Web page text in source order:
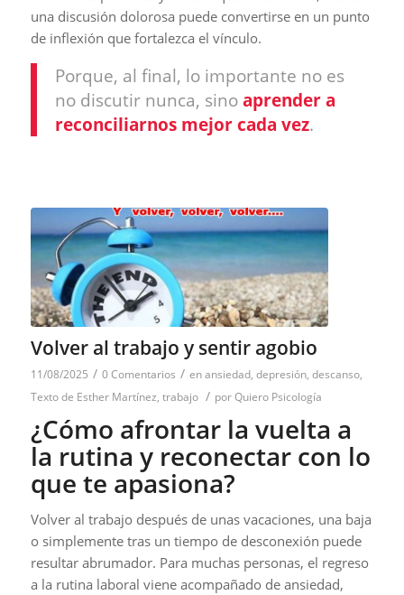
una discusión dolorosa puede convertirse en un punto
de inflexión que fortalezca el vínculo.
Porque, al final, lo importante no es
no discutir nunca, sino aprender a
reconciliarnos mejor cada vez.
Volver al trabajo y sentir agobio
11/08/2025 / 0 Comentarios / enansiedad, depresión, descanso,
Texto de Esther Martínez, trabajo / porQuiero Psicología
¿Cómo afrontar la vuelta a
la rutina y reconectar con lo
que te apasiona?
Volver al trabajo después de unas vacaciones, una baja
o simplemente tras un tiempo de desconexión puede
resultar abrumador. Para muchas personas, el regreso
a la rutina laboral viene acompañado de ansiedad,